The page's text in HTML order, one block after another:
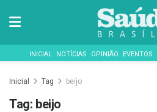
INICIAL NOTÍCIAS OPINIÃO EVENTOS
Inicial Tag beijo
Tag: beijo